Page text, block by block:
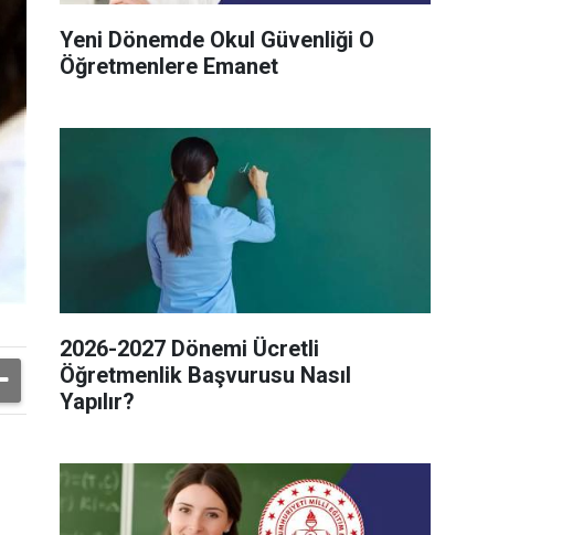
Yeni Dönemde Okul Güvenliği O
Öğretmenlere Emanet
2026-2027 Dönemi Ücretli
Öğretmenlik Başvurusu Nasıl
Yapılır?